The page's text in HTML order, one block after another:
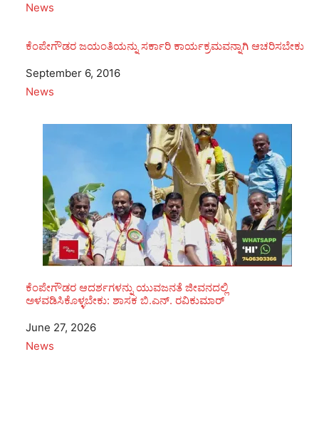
In relation to
News
ಕೆಂಪೇಗೌಡರ ಜಯಂತಿಯನ್ನು ಸರ್ಕಾರಿ ಕಾರ್ಯಕ್ರಮವನ್ನಾಗಿ ಆಚರಿಸಬೇಕು
Date
September 6, 2016
In relation to
News
ಕೆಂಪೇಗೌಡರ ಆದರ್ಶಗಳನ್ನು ಯುವಜನತೆ ಜೀವನದಲ್ಲಿ
ಅಳವಡಿಸಿಕೊಳ್ಳಬೇಕು: ಶಾಸಕ ಬಿ.ಎನ್. ರವಿಕುಮಾರ್
Date
June 27, 2026
In relation to
News